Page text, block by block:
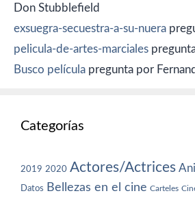
Don Stubblefield
exsuegra-secuestra-a-su-nuera
pelicula-de-artes-marciales
Busco película pregunta por
Categorías
2019 2020 Actores/Actrices
Datos Bellezas en el cine Carteles